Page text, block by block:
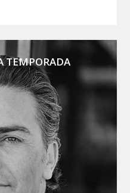
TEMPORADA